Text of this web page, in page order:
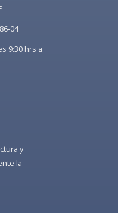
04
9:30 hrs a
y
la